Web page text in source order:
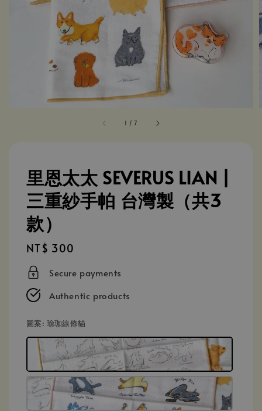
1 /7
里恩太太 SEVERUS LIAN |
三重紗手帕 台灣製（共3
款）
Regular
price
NT$ 300
Secure payments
Authentic products
圖案: 瑜珈線條貓